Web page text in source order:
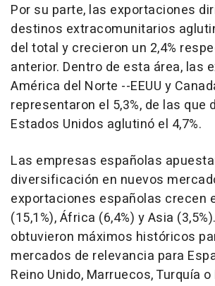
Por su parte, las exportaciones
destinos extracomunitarios
del total y crecieron un 2,4%
anterior. Dentro de esta área, las
América del Norte --EEUU y
representaron el 5,3%, de las que
Estados Unidos aglutinó el 4,7%.
Las empresas españolas
diversificación en nuevos
exportaciones españolas crecen
(15,1%), África (6,4%) y Asia
obtuvieron máximos históricos
mercados de relevancia para
Reino Unido, Marruecos, Turquía